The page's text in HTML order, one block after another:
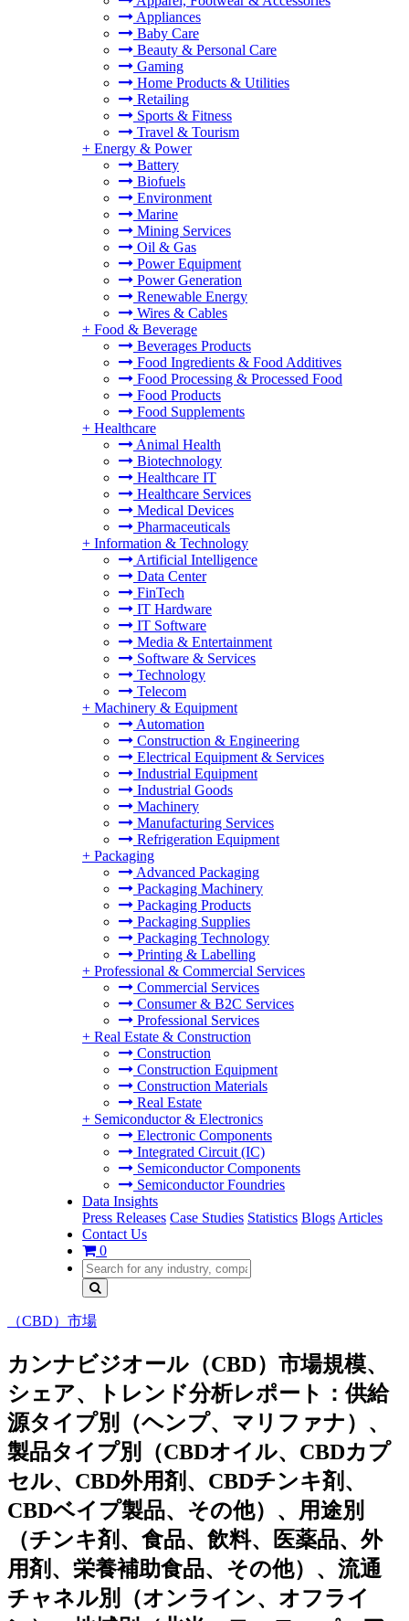
Appliances
Baby Care
Beauty & Personal Care
Gaming
Home Products & Utilities
Retailing
Sports & Fitness
Travel & Tourism
+ Energy & Power
Battery
Biofuels
Environment
Marine
Mining Services
Oil & Gas
Power Equipment
Power Generation
Renewable Energy
Wires & Cables
+ Food & Beverage
Beverages Products
Food Ingredients & Food Additives
Food Processing & Processed Food
Food Products
Food Supplements
+ Healthcare
Animal Health
Biotechnology
Healthcare IT
Healthcare Services
Medical Devices
Pharmaceuticals
+ Information & Technology
Artificial Intelligence
Data Center
FinTech
IT Hardware
IT Software
Media & Entertainment
Software & Services
Technology
Telecom
+ Machinery & Equipment
Automation
Construction & Engineering
Electrical Equipment & Services
Industrial Equipment
Industrial Goods
Machinery
Manufacturing Services
Refrigeration Equipment
+ Packaging
Advanced Packaging
Packaging Machinery
Packaging Products
Packaging Supplies
Packaging Technology
Printing & Labelling
+ Professional & Commercial Services
Commercial Services
Consumer & B2C Services
Professional Services
+ Real Estate & Construction
Construction
Construction Equipment
Construction Materials
Real Estate
+ Semiconductor & Electronics
Electronic Components
Integrated Circuit (IC)
Semiconductor Components
Semiconductor Foundries
Data Insights
Press Releases Case Studies Statistics Blogs Articles
Contact Us
0
（CBD）市場
カンナビジオール（CBD）市場規模、
シェア、トレンド分析レポート：供給
源タイプ別（ヘンプ、マリファナ）、
製品タイプ別（CBDオイル、CBDカプ
セル、CBD外用剤、CBDチンキ剤、
CBDベイプ製品、その他）、用途別
（チンキ剤、食品、飲料、医薬品、外
用剤、栄養補助食品、その他）、流通
チャネル別（オンライン、オフライ